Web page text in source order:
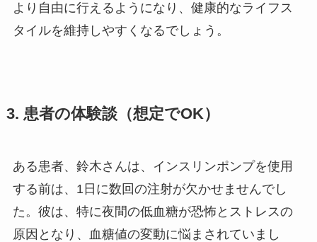
より自由に行えるようになり、健康的なライフス
タイルを維持しやすくなるでしょう。
3. 患者の体験談（想定でOK）
ある患者、鈴木さんは、インスリンポンプを使用
する前は、1日に数回の注射が欠かせませんでし
た。彼は、特に夜間の低血糖が恐怖とストレスの
原因となり、血糖値の変動に悩まされていまし